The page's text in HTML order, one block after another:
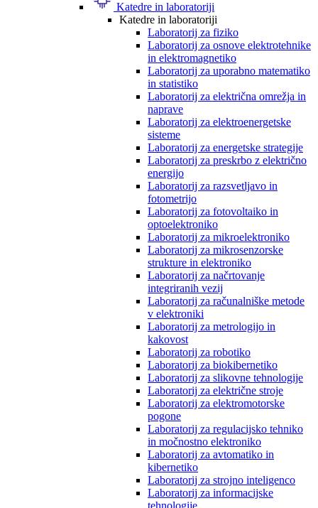
Katedre in laboratoriji
Katedre in laboratoriji
Laboratorij za fiziko
Laboratorij za osnove elektrotehnike
in elektromagnetiko
Laboratorij za uporabno matematiko
in statistiko
Laboratorij za električna omrežja in
naprave
Laboratorij za elektroenergetske
sisteme
Laboratorij za energetske strategije
Laboratorij za preskrbo z električno
energijo
Laboratorij za razsvetljavo in
fotometrijo
Laboratorij za fotovoltaiko in
optoelektroniko
Laboratorij za mikroelektroniko
Laboratorij za mikrosenzorske
strukture in elektroniko
Laboratorij za načrtovanje
integriranih vezij
Laboratorij za računalniške metode
v elektroniki
Laboratorij za metrologijo in
kakovost
Laboratorij za robotiko
Laboratorij za biokibernetiko
Laboratorij za slikovne tehnologije
Laboratorij za električne stroje
Laboratorij za elektromotorske
pogone
Laboratorij za regulacijsko tehniko
in močnostno elektroniko
Laboratorij za avtomatiko in
kibernetiko
Laboratorij za strojno inteligenco
Laboratorij za informacijske
tehnologije